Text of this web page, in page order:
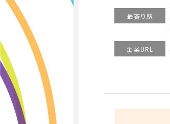
最寄り駅
企業URL